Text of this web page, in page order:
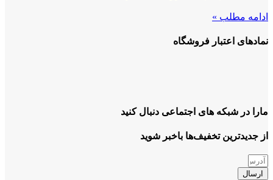
ادامه مطلب »
نمادهای اعتبار فروشگاه
مارا در شبکه های اجتماعی دنبال کنید
از جدیدترین تخفیف‌ها باخبر شوید
ارسال